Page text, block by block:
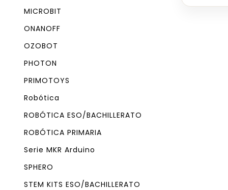
MICROBIT
ONANOFF
OZOBOT
PHOTON
PRIMOTOYS
Robótica
ROBÓTICA ESO/BACHILLERATO
ROBÓTICA PRIMARIA
Serie MKR Arduino
SPHERO
STEM KITS ESO/BACHILLERATO